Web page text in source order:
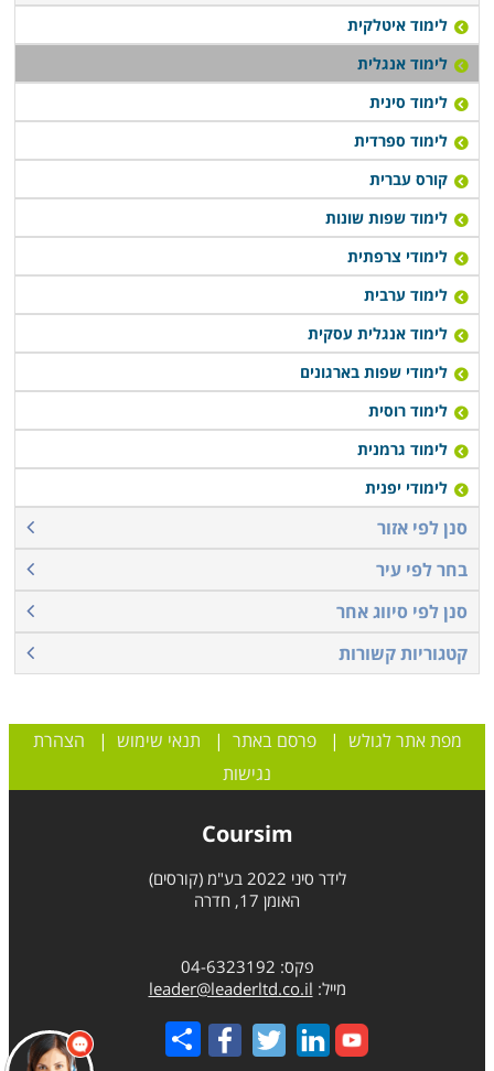
לימוד איטלקית
לימוד אנגלית
לימוד סינית
לימוד ספרדית
קורס עברית
לימוד שפות שונות
לימודי צרפתית
לימוד ערבית
לימוד אנגלית עסקית
לימודי שפות בארגונים
לימוד רוסית
לימוד גרמנית
לימודי יפנית
סנן לפי אזור
בחר לפי עיר
סנן לפי סיווג אחר
קטגוריות קשורות
מפת אתר לגולש |פרסם באתר | תנאי שימוש | הצהרת
נגישות
Coursim
לידר סיני 2022 בע"מ (קורסים)
האומן 17, חדרה
פקס: 04-6323192
מייל: leader@leaderltd.co.il
Share